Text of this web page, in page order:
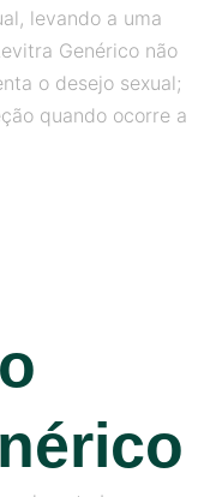
levando a uma
Genérico não
o desejo sexual;
quando ocorre a